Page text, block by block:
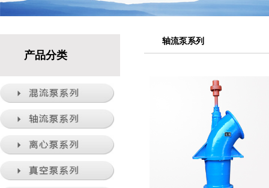
产品分类
轴流泵系列